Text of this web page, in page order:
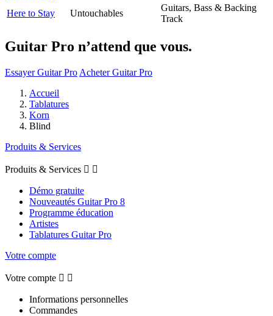
Here to Stay
Untouchables
Guitars, Bass & Backing
Track
Guitar Pro n’attend que vous.
Essayer Guitar Pro Acheter Guitar Pro
Accueil
Tablatures
Korn
Blind
Produits & Services
Produits & Services  
Démo gratuite
Nouveautés Guitar Pro 8
Programme éducation
Artistes
Tablatures Guitar Pro
Votre compte
Votre compte  
Informations personnelles
Commandes